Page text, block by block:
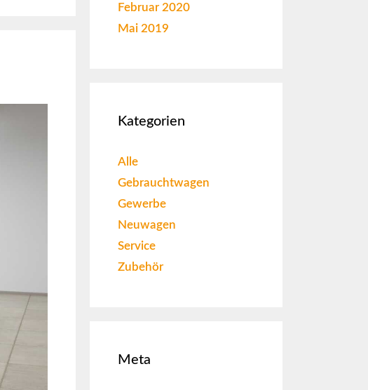
Februar 2020
Mai 2019
Kategorien
Alle
Gebrauchtwagen
Gewerbe
Neuwagen
Service
Zubehör
Meta